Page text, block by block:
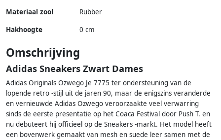
Materiaal zool
Rubber
Hakhoogte
0 cm
Omschrijving
Adidas Sneakers Zwart Dames
Adidas Originals Ozwego Je 7775 ter ondersteuning van de
lopende retro -stijl uit de jaren 90, maar de enigszins veranderde
en vernieuwde Adidas Ozwego veroorzaakte veel verwarring
sinds de eerste presentatie op het Coaca Festival door Push T. en
nu debuteert hij officieel op de Sneakers -markt. Het model heeft
een bovenwerk gemaakt van mesh en suede leer samen met de